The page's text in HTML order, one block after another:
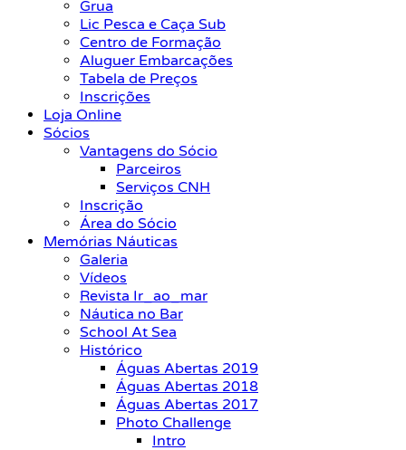
Grua
Lic Pesca e Caça Sub
Centro de Formação
Aluguer Embarcações
Tabela de Preços
Inscrições
Loja Online
Sócios
Vantagens do Sócio
Parceiros
Serviços CNH
Inscrição
Área do Sócio
Memórias Náuticas
Galeria
Vídeos
Revista Ir_ao_mar
Náutica no Bar
School At Sea
Histórico
Águas Abertas 2019
Águas Abertas 2018
Águas Abertas 2017
Photo Challenge
Intro